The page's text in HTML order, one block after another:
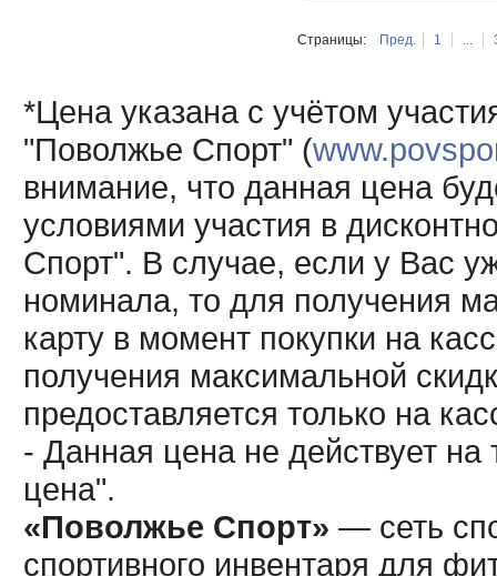
Страницы: Пред. 1 ...
*Цена указана с учётом
"Поволжье Спорт" (
внимание, что данная цена
условиями участия в
Спорт". В случае, если у Вас
номинала, то для получения
карту в момент покупки на
получения максимальной
предоставляется только на
- Данная цена не действует
цена".
«Поволжье Спорт» — сеть
спортивного инвентаря для